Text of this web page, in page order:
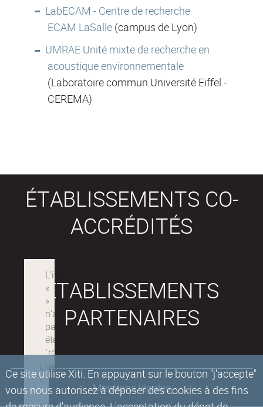
Ce site utilise Xiti. En appuyant sur le bouton "j'accepte"
vous nous autorisez à déposer des cookies à des fins
LabECAM - Centre de recherche
ECAM LaSalle (campus de Lyon)
UMRAE Unité mixte de recherche en
acoustique environnementale
(Laboratoire commun Université Eiffel -
CEREMA)
ÉTABLISSEMENTS CO-
ACCRÉDITÉS
ÉTABLISSEMENTS
PARTENAIRES
Mentions légales